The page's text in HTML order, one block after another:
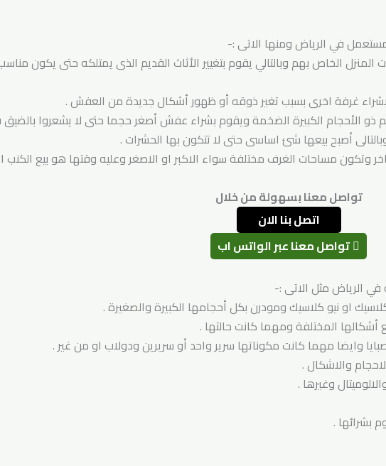
في الرياض ومنها الاتى :-
الخاص بهم وبالتالي يقوم بتغيير الأثاث القديم الذى يمتلكه حتى يكون
غرفة اخرى بسبب تغير ذوقه أو ظهور أشكال جديدة من العفش .
ذو الأحجام الكبيرة الضخمة ويقوم بشراء عفش أصغر حجما حتى لا يشعروا
أصبح بيعها شئ اساسى حتى لا تتكون بها الحشرات .
وتكون مساحات الغرف مختلفة سواء الاكبر او الاصغر وعليه وقتها هو بيع الكنب
تواصل معنا بسهولة من خلال
اتصل بنا الان
تواصل معنا عبر الواتس اب
في الرياض مثل الاتى :-
او نيو كلاسيك ومودرن بكل أحجامها الكبيرة والصغيرة .
المختلفة ومهما كانت حالتها .
وايضا مهما كانت مكوناتها سرير واحد أو سريرين ودولاب او من غير .
والاشكال .
وغيرها .
بشرائها .